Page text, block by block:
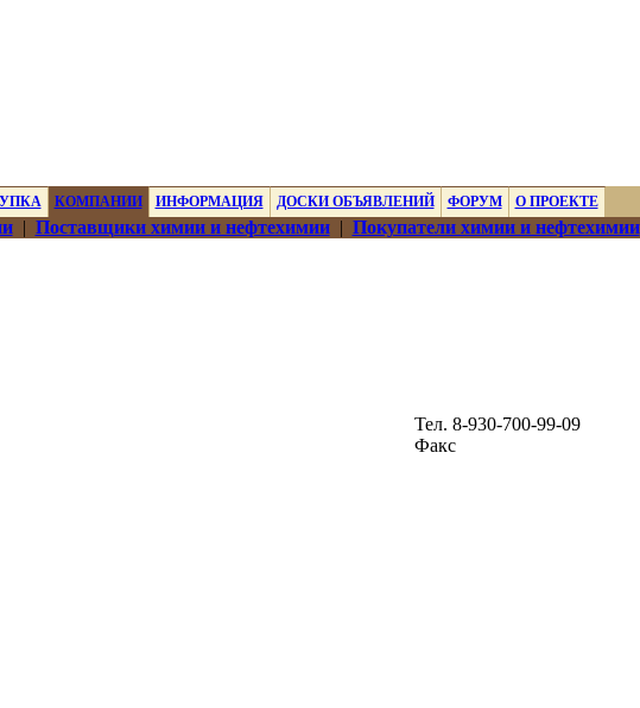
КОМПАНИИ ИНФОРМАЦИЯ ДОСКИ ОБЪЯВЛЕНИЙ ФОРУМ О ПРОЕКТЕ
| Поставщики химии и нефтехимии| Покупатели химии и нефтехимии
Тел. 8-930-700-99-09
Факс